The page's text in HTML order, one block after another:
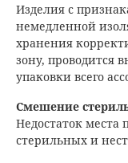
Изделия с
немедленной
хранения
зону, проводится
упаковки всего
Смешение
Недостаток
стерильных и